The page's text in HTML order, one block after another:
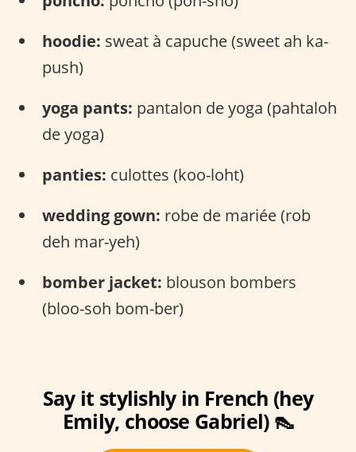
hoodie: sweat à capuche (sweet ah ka-
push)
yoga pants: pantalon de yoga (pahtaloh
de yoga)
panties: culottes (koo-loht)
wedding gown: robe de mariée (rob
deh mar-yeh)
bomber jacket: blouson bombers
(bloo-soh bom-ber)
Say it stylishly in French (hey
Emily, choose Gabriel) 👠